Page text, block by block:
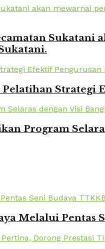
Sukatani
Strategi
Program
Melalui Pentas